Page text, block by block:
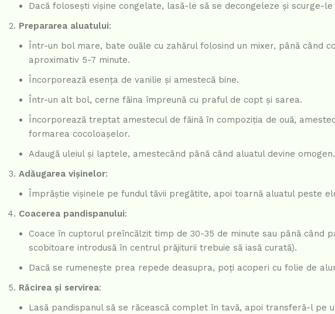
Dacă folosești vișine congelate, lasă-le să se decongeleze și scurge-
Prepararea aluatului:
Într-un bol mare, bate ouăle cu zahărul folosind un mixer, până când
aproximativ 5-7 minute.
Încorporează esența de vanilie și amestecă bine.
Într-un alt bol, cerne făina împreună cu praful de copt și sarea.
Încorporează treptat amestecul de făină în compoziția de ouă,
formarea cocoloașelor.
Adaugă uleiul și laptele, amestecând până când aluatul devine omogen.
Adăugarea vișinelor:
Împrăștie vișinele pe fundul tăvii pregătite, apoi toarnă aluatul peste
Coacerea pandispanului:
Coace în cuptorul preîncălzit timp de 30-35 de minute sau până când
scobitoare introdusă în centrul prăjiturii trebuie să iasă curată).
Dacă se rumenește prea repede deasupra, poți acoperi cu folie de
Răcirea și servirea:
Lasă pandispanul să se răcească complet în tavă, apoi transferă-l pe